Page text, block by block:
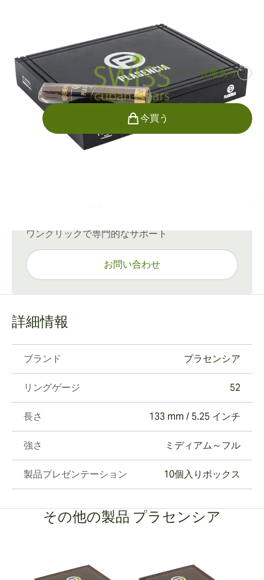
レビュー
¥21,705でした¥29,844-27%
在庫あり: 在庫あり ?
今買う
ワンクリックで専門的なサポート
お問い合わせ
詳細情報
ブランド プラセンシア
リングゲージ 52
長さ 133 mm / 5.25 インチ
強さ ミディアム～フル
製品プレゼンテーション 10個入りボックス
その他の製品 プラセンシア